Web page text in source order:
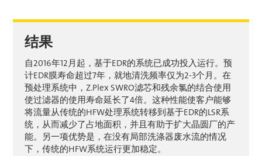
结果
自2016年12月起，基于EDR的系统已成功投入运行。预
计EDR膜寿命超过7年，就地清洗频率仅为2-3个月。在
预处理系统中，Z.Plex SWRO滤芯和残余氯的结合使用
使过滤器的使用寿命延长了4倍。这种性能使客户能够
将流量从传统的HFW处理系统转移到基于EDR的LSR系
统，从而减少了占地面积，并且有助于扩大晶圆厂的产
能。另一项优势是，在没有局部洗涤器废水流的情况
下，传统的HFW系统运行更加稳定。